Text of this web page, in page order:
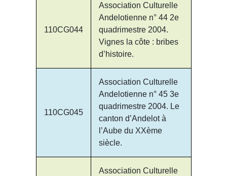
110CG044
Association Culturelle
Andelotienne n° 44 2e
quadrimestre 2004.
Vignes la côte : bribes
d’histoire.
110CG045
Association Culturelle
Andelotienne n° 45 3e
quadrimestre 2004. Le
canton d’Andelot à
l’Aube du XXème
siècle.
Association Culturelle